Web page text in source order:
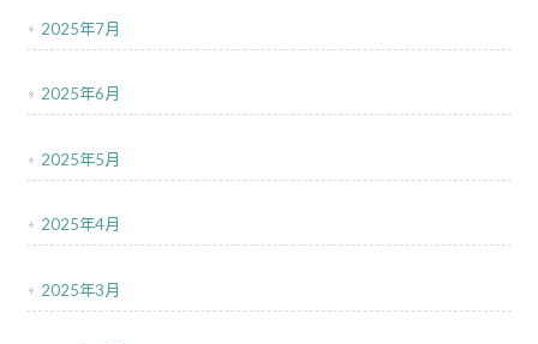
2025年7月
2025年6月
2025年5月
2025年4月
2025年3月